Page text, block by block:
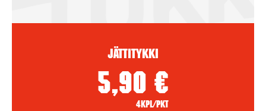
Jättitykki
5,90 €
4kpl/pkt